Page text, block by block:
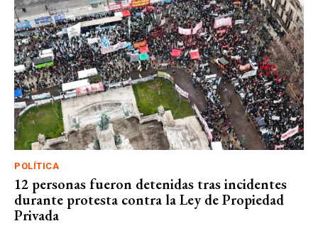
POLÍTICA
12 personas fueron detenidas tras incidentes
durante protesta contra la Ley de Propiedad
Privada